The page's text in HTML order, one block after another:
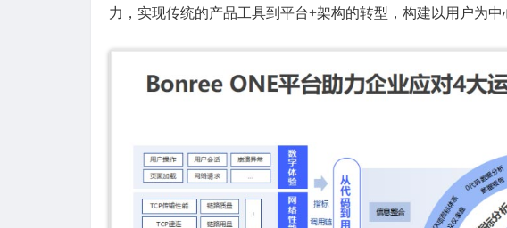
力，实现传统的产品工具到平台+架构的转型，构建以用户为中